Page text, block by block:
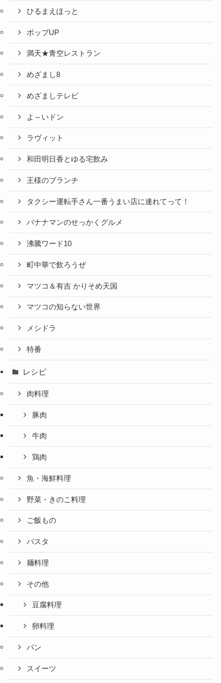
ひるまえほっと
ポップUP
満天★青空レストラン
めざまし8
めざましテレビ
よ～いドン
ラヴィット
和田明日香とゆる宅飲み
王様のブランチ
タクシー運転手さん一番うまい店に連れてって！
バナナマンのせっかくグルメ
沸騰ワード10
町中華で飲ろうぜ
マツコ＆有吉 かりそめ天国
マツコの知らない世界
メシドラ
特番
レシピ
肉料理
豚肉
牛肉
鶏肉
魚・海鮮料理
野菜・きのこ料理
ご飯もの
パスタ
麺料理
その他
豆腐料理
卵料理
パン
スイーツ